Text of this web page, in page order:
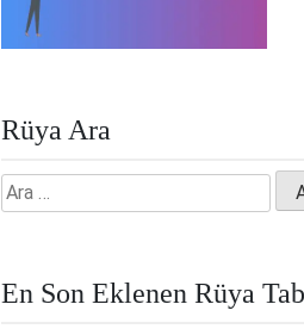
Rüya Ara
Arama:
En Son Eklenen Rüya